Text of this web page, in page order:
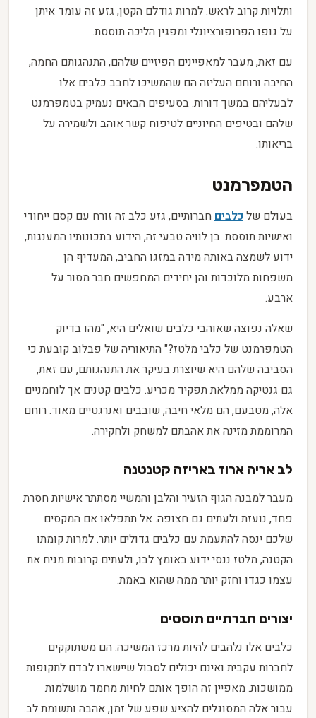
ותלויות קרוב לראש. למרות גודלם הקטן, גזע זה עומד איתן
על גופו הפרופורציונלי ומפגין הליכה תוססת.
עם זאת, מעבר למאפיינים הפיזיים שלהם, התנהגותם החמה,
החיבה ורוחם העליזה הם שהמשיכו לחבב כלבים אלו
לבעליהם במשך דורות. בסעיפים הבאים נעמיק בטמפרמנט
שלהם ובטיפים החיוניים לטיפוח קשר אוהב ולשמירה על
בריאותו.
הטמפרמנט
בעולם שלכלבים חברותיים, גזע כלב זה זורח עם קסם ייחודי
ואישיות תוססת. בן לוויה טבעי זה, הידוע בתכונותיו המענגות,
ידוע לשמצה באותה מידה במזגו החביב, המעדיף הן
משפחות מלוכדות והן יחידים המחפשים חבר מסור על
ארבע.
שאלה נפוצה שאוהבי כלבים שואלים היא, "מהו בדיוק
הטמפרמנט של כלבי מלטז?" התיאוריה של פבלוב קובעת כי
הסביבה שלהם היא שיוצרת בעיקר את התנהגותם, עם זאת,
גם גנטיקה ממלאת תפקיד מכריע. כלבים קטנים אך לוחמניים
אלה, מטבעם, הם מלאי חיבה, שובבים ואנרגטיים מאוד. רוחם
המרוממת מזינה את אהבתם למשחק ולחקירה.
לב אריה ארוז באריזה קטנטנה
מעבר למבנה הגוף הזעיר והלבן והמשיי מסתתר אישיות חסרת
פחד, נועזת ולעתים גם חצופה. אל תתפלאו אם המקסים
שלכם ינסה להתעמת עם כלבים גדולים יותר. למרות קומתו
הקטנה, מלטז ננסי ידוע באומץ לבו, ולעתים קרובות מניח את
עצמו כגדו וחזק יותר ממה שהוא באמת.
יצורים חברתיים תוססים
כלבים אלו נלהבים להיות מרכז המשיכה. הם משתוקקים
לחברות עקבית ואינם יכולים לסבול שיישארו לבדם לתקופות
ממושכות. מאפיין זה הופך אותם לחיות מחמד מושלמות
עבור אלה המסוגלים להציע שפע של זמן, אהבה ותשומת לב.